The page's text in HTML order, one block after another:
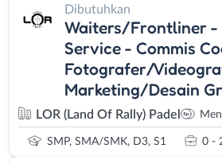
Dibutuhkan
Waiters/Frontliner -
Service - Commis
Fotografer/
Marketing/Desain
LOR (Land Of Rally) Padel
SMP, SMA/SMK, D3, S1 0 -